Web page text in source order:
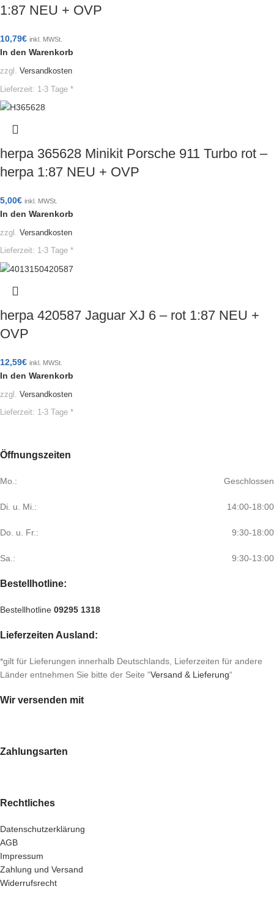
1:87 NEU + OVP
10,79€ inkl. MWSt.
In den Warenkorb
zzgl. Versandkosten
Lieferzeit: 1-3 Tage *
herpa 365628 Minikit Porsche 911 Turbo rot –
herpa 1:87 NEU + OVP
5,00€ inkl. MWSt.
In den Warenkorb
zzgl. Versandkosten
Lieferzeit: 1-3 Tage *
herpa 420587 Jaguar XJ 6 – rot 1:87 NEU +
OVP
12,59€ inkl. MWSt.
In den Warenkorb
zzgl. Versandkosten
Lieferzeit: 1-3 Tage *
Öffnungszeiten
Mo.: Geschlossen
Di. u. Mi.: 14:00-18:00
Do. u. Fr.: 9:30-18:00
Sa.: 9:30-13:00
Bestellhotline:
Bestellhotline 09295 1318
Lieferzeiten Ausland:
*gilt für Lieferungen innerhalb Deutschlands, Lieferzeiten für andere
Länder entnehmen Sie bitte der Seite “Versand & Lieferung“
Wir versenden mit
Zahlungsarten
Rechtliches
Datenschutzerklärung
AGB
Impressum
Zahlung und Versand
Widerrufsrecht